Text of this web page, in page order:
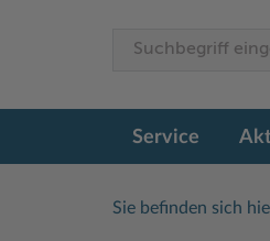
Service
Sie befinden sich